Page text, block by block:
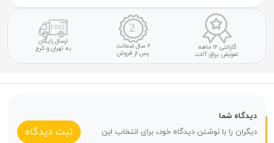
گارانتی ۱۲ ماهه
تعویض یراق آلات
۲ سال ضمانت
پس از فروش
ارسال رایگان
به تهران و کرج
دیدگاه شما
دیگران را با نوشتن دیدگاه خود، برای انتخاب این
ثبت دیدگاه